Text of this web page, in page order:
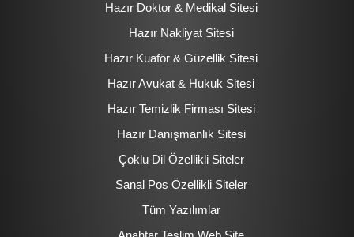
Hazır Doktor & Medikal Sitesi
Hazır Nakliyat Sitesi
Hazır Kuaför & Güzellik Sitesi
Hazır Avukat & Hukuk Sitesi
Hazır Temizlik Firması Sitesi
Hazır Danışmanlık Sitesi
Çoklu Dil Özellikli Siteler
Sanal Pos Özellikli Siteler
Tüm Yazılımlar